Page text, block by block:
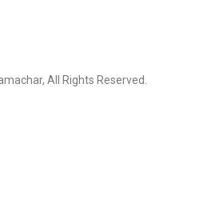
All Rights Reserved.